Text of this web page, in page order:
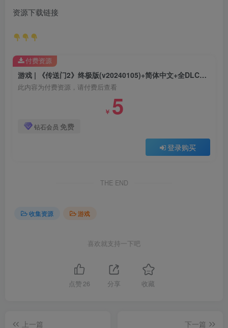
资源下载链接
游戏 | 《传送门2》终极版(v20240105)+简体中文+全DLC+下载即玩 百度云
此内容为付费资源，请付费后查看
￥ 5
钻石会员 免费
登录购买
付费资源
THE END
收集资源 游戏
喜欢就支持一下吧
点赞 26 分享 收藏
上一篇
下一篇